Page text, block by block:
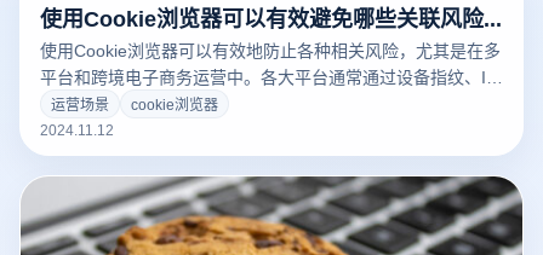
使用Cookie浏览器可以有效避免哪些关联风险？
使用Cookie浏览器可以有效地防止各种相关风险，尤其是在多
平台和跨境电子商务运营中。各大平台通常通过设备指纹、IP
地址、Cookie等信息对账户进行测试和关联，而Cookie浏览器
可以通过为每个账户建立单独的虚拟环境，隔离Cookie存储空
间，有效防止设备和网络信息的共享，从而降低相关风险的概
率。这种方法保证了每个账户的独立性，帮助用户实现安全稳
定的多个账户管理。
运营场景
cookie浏览器
2024.11.12